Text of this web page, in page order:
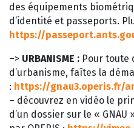
des équipements
d’identité et passeports.
https://
–> URBANISME : Pour toute
d’urbanisme, faîtes la
: https://gnau3.operis.fr/
– découvrez en vidéo le
d’un dossier sur le «